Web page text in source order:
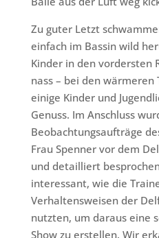
Zu guter Letzt
einfach im Bassin wild
Kinder in den vordersten
nass – bei den
einige Kinder und
Genuss. Im Anschluss
Beobachtungsaufträge
Frau Spenner vor dem
und detailliert
interessant, wie die
Verhaltensweisen der
nutzten, um daraus eine
Show zu erstellen. Wir